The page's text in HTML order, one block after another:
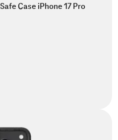
Case iPhone 17 Pro